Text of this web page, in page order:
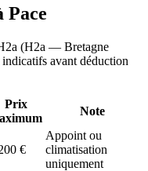
Pace
(H2a — Bretagne
avant déduction
Prix
Note
€
Appoint ou
climatisation
uniquement